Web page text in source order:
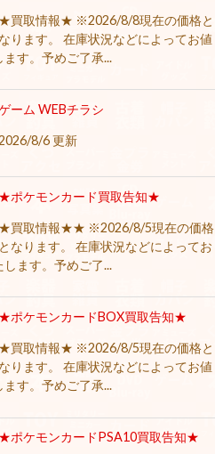
★買取情報★ ※2026/8/8現在の価格と
なります。 在庫状況などによってお値
す。予めご了承...
ーム WEBチラシ
8/6 更新
★ポケモンカード買取告知★
★買取情報★★ ※2026/8/5現在の価格
となります。 在庫状況などによってお
ます。予めご了...
★ポケモンカードBOX買取告知★
★買取情報★ ※2026/8/5現在の価格と
なります。 在庫状況などによってお値
す。予めご了承...
★ポケモンカードPSA10買取告知★